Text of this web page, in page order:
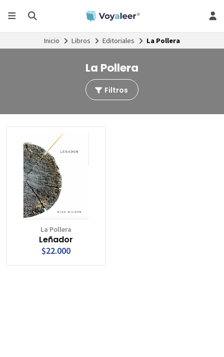
Inicio Libros Editoriales La Pollera
La Pollera
Filtros
La Pollera
Leñador
$22.000